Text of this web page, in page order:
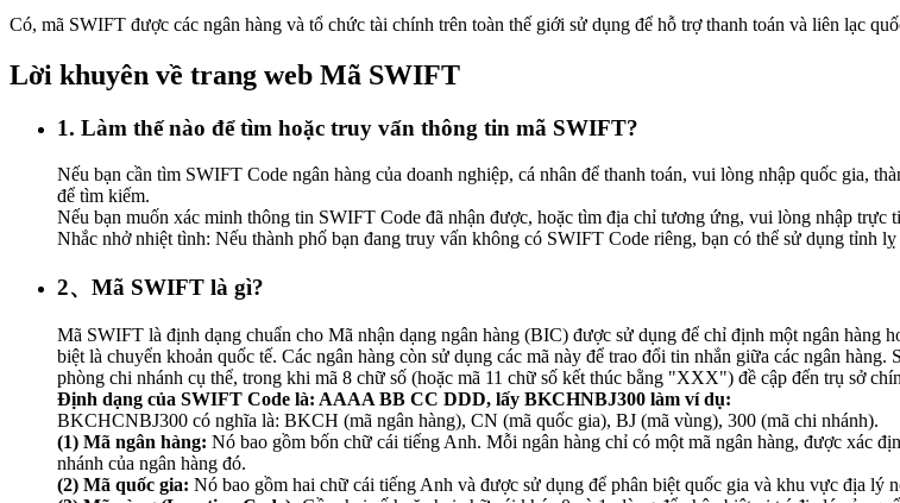
Có, mã SWIFT được các ngân hàng và tổ chức tài chính trên toàn thế giới sử dụng để hỗ trợ thanh toán và liên lạc
Lời khuyên về trang web Mã SWIFT
1. Làm thế nào để tìm hoặc truy vấn thông tin mã SWIFT?
Nếu bạn cần tìm SWIFT Code ngân hàng của doanh nghiệp, cá nhân để thanh toán, vui lòng nhập quốc gia,
để tìm kiếm.
Nếu bạn muốn xác minh thông tin SWIFT Code đã nhận được, hoặc tìm địa chỉ tương ứng, vui lòng nhập trực
Nhắc nhở nhiệt tình: Nếu thành phố bạn đang truy vấn không có SWIFT Code riêng, bạn có thể sử dụng tỉnh
2、Mã SWIFT là gì?
Mã SWIFT là định dạng chuẩn cho Mã nhận dạng ngân hàng (BIC) được sử dụng để chỉ định một ngân hàng
biệt là chuyển khoản quốc tế. Các ngân hàng còn sử dụng các mã này để trao đổi tin nhắn giữa các ngân
phòng chi nhánh cụ thể, trong khi mã 8 chữ số (hoặc mã 11 chữ số kết thúc bằng "XXX") đề cập đến trụ sở
Định dạng của SWIFT Code là: AAAA BB CC DDD, lấy BKCHNBJ300 làm ví dụ:
BKCHCNBJ300 có nghĩa là: BKCH (mã ngân hàng), CN (mã quốc gia), BJ (mã vùng), 300 (mã chi nhánh).
(1) Mã ngân hàng: Nó bao gồm bốn chữ cái tiếng Anh. Mỗi ngân hàng chỉ có một mã ngân hàng, được xác
nhánh của ngân hàng đó.
(2) Mã quốc gia: Nó bao gồm hai chữ cái tiếng Anh và được sử dụng để phân biệt quốc gia và khu vực địa lý